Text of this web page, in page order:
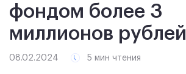
фондом более 3
миллионов рублей
08.02.2024 5 мин чтения